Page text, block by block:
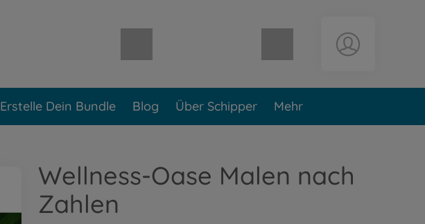
Warenkorb leer
Erstelle Dein Bundle Blog Über Schipper Mehr
Wellness-Oase Malen nach
Zahlen